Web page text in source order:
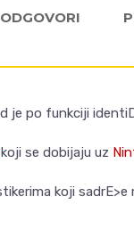
je po funkciji
koji se dobijaju uz
koji